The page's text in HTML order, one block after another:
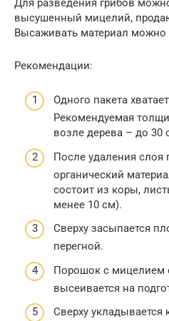
высушенный мицелий,
Высаживать материал можно
Рекомендации:
Одного пакета
Рекомендуемая
возле дерева – до 30
После удаления слоя
органический
состоит из коры,
менее 10 см).
Сверху засыпается
перегной.
Порошок с мицелием
высеивается на
Сверху